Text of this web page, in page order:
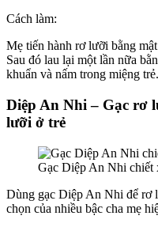
Cách làm:
Mẹ tiến hành rơ lưỡi bằng
Sau đó lau lại một lần nữa
khuẩn và nấm trong miệng trẻ.
Diệp An Nhi – Gạc rơ
lưỡi ở trẻ
Gạc Diệp An Nhi chiết
Dùng gạc Diệp An Nhi để rơ
chọn của nhiều bậc cha mẹ